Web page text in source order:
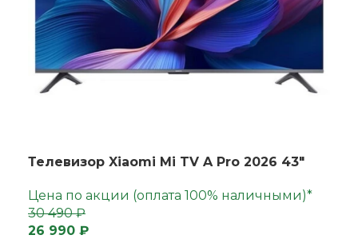
Телевизор Xiaomi Mi TV A Pro 2026 43"
Цена по акции (оплата 100% наличными)*
26 990 ₽
30 490 ₽